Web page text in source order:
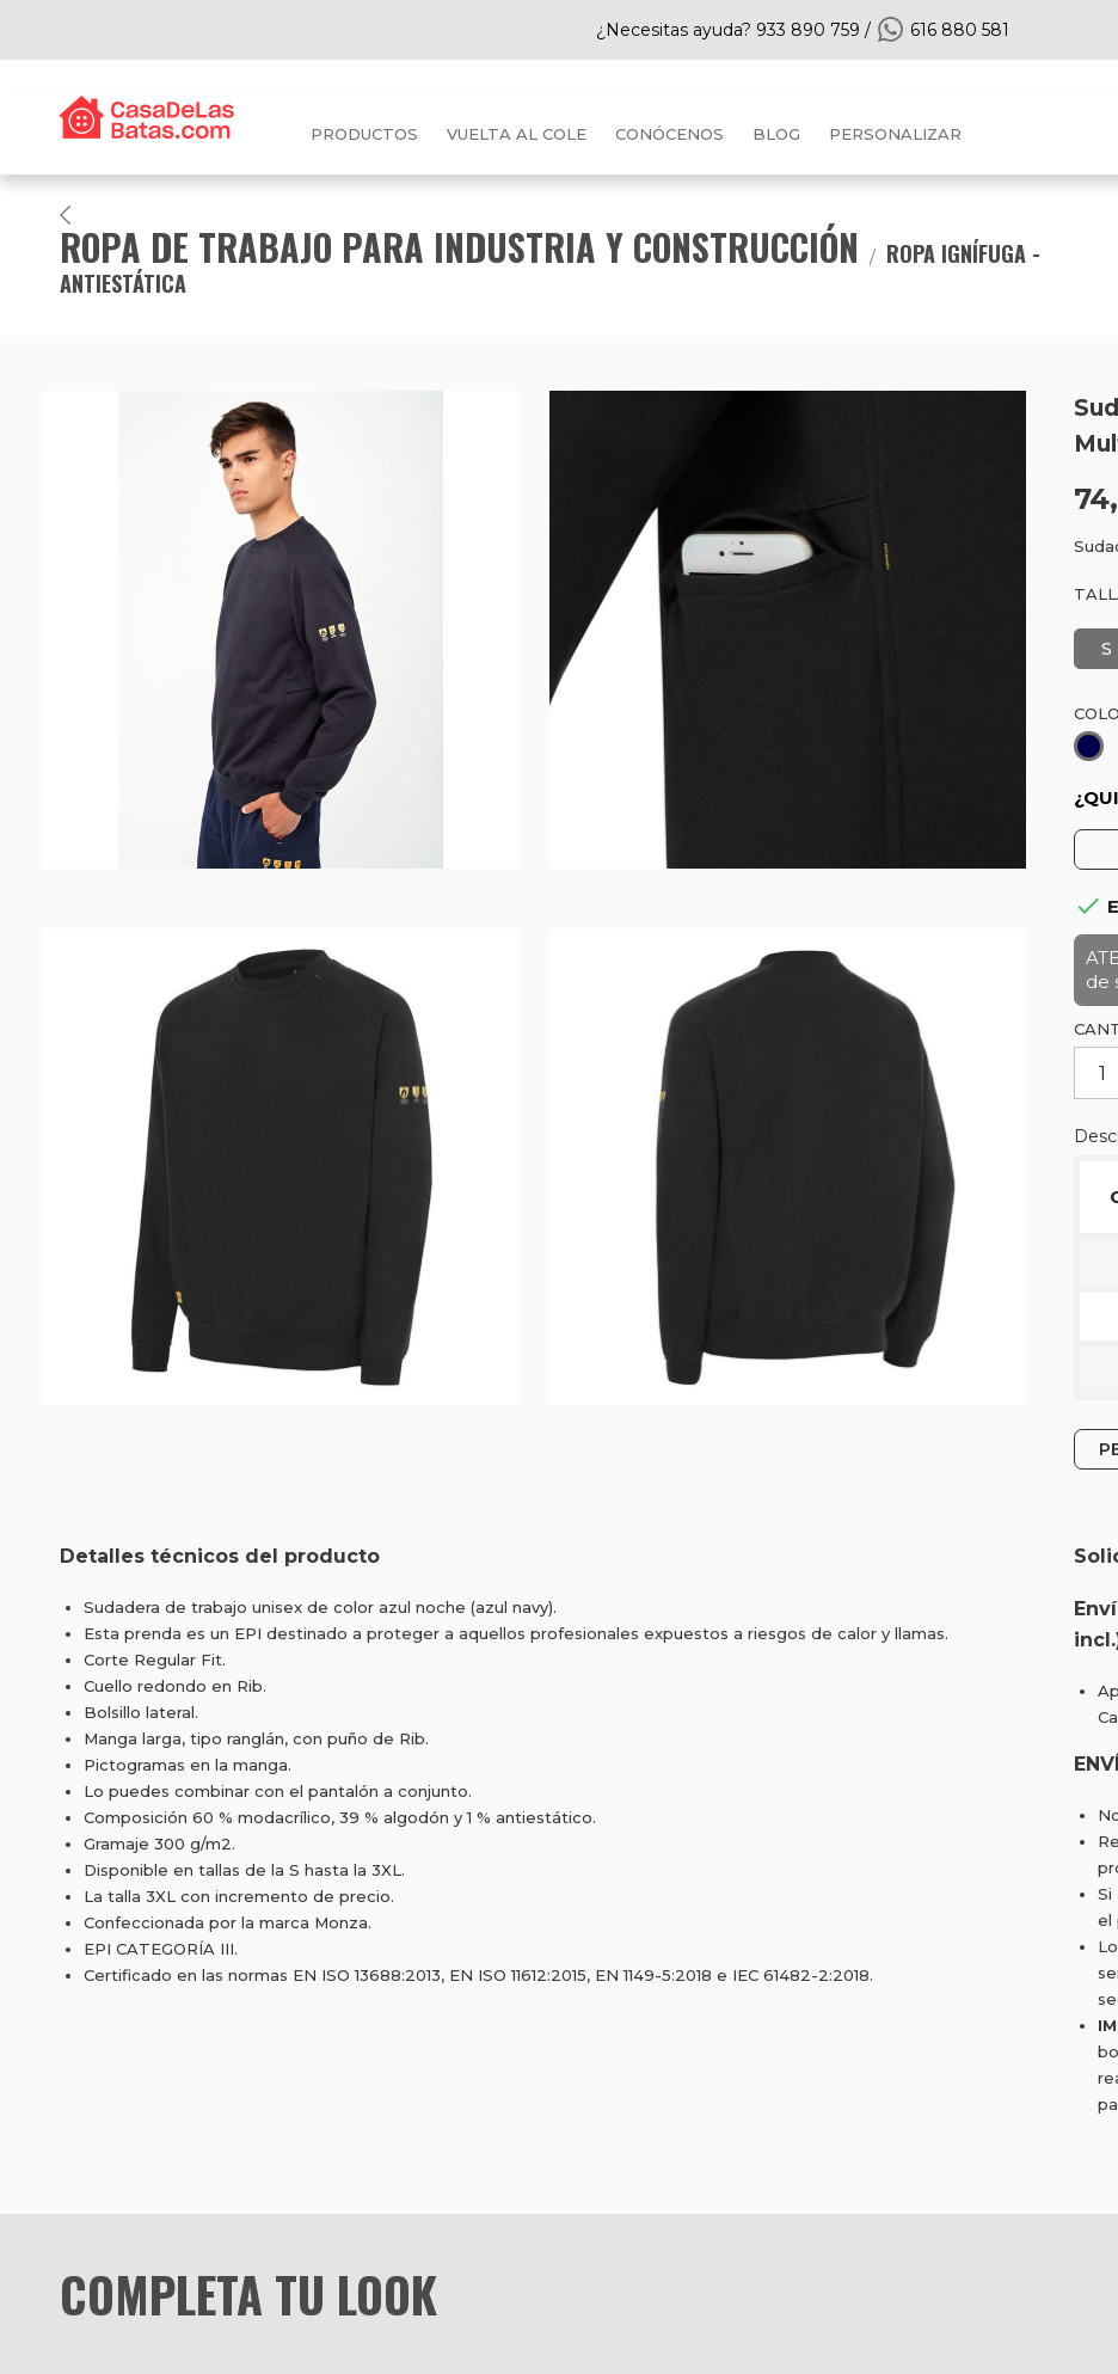
¿Necesitas ayuda? 933 890 759 / 616 880 581
PRODUCTOS VUELTA AL COLE CONÓCENOS BLOG PERSONALIZAR
ROPA DE TRABAJO PARA INDUSTRIA Y CONSTRUCCIÓN
ROPA IGNÍFUGA -
ANTIESTÁTICA
S

de
Detalles técnicos del producto
Sudadera de trabajo unisex de color azul noche (azul navy).
Esta prenda es un EPI destinado a proteger a aquellos profesionales expuestos a riesgos de calor y llamas.
Corte Regular Fit.
Cuello redondo en Rib.
Bolsillo lateral.
Manga larga, tipo ranglán, con puño de Rib.
Pictogramas en la manga.
Lo puedes combinar con el pantalón a conjunto.
Composición 60 % modacrílico, 39 % algodón y 1 % antiestático.
Gramaje 300 g/m2.
Disponible en tallas de la S hasta la 3XL.
La talla 3XL con incremento de precio.
Confeccionada por la marca Monza.
EPI CATEGORÍA III.
Certificado en las normas EN ISO 13688:2013, EN ISO 11612:2015, EN 1149-5:2018 e IEC 61482-2:2018.
Si
el
COMPLETA TU LOOK